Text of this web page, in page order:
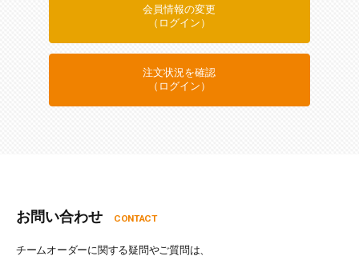
会員情報の変更
（ログイン）
注文状況を確認
（ログイン）
お問い合わせ CONTACT
チームオーダーに関する疑問やご質問は、